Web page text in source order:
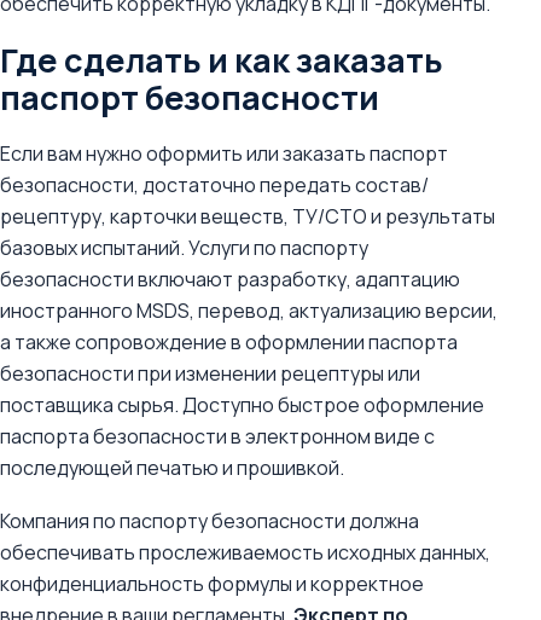
Где сделать и как заказать
паспорт безопасности
Если вам нужно оформить или заказать паспорт
безопасности, достаточно передать состав/
рецептуру, карточки веществ, ТУ/СТО и результаты
базовых испытаний. Услуги по паспорту
безопасности включают разработку, адаптацию
иностранного MSDS, перевод, актуализацию версии,
а также сопровождение в оформлении паспорта
безопасности при изменении рецептуры или
поставщика сырья. Доступно быстрое оформление
паспорта безопасности в электронном виде с
последующей печатью и прошивкой.
Компания по паспорту безопасности должна
обеспечивать прослеживаемость исходных данных,
конфиденциальность формулы и корректное